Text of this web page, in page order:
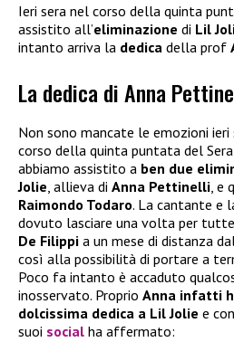
Ieri sera nel corso della quinta
assistito all’eliminazione di Lil
intanto arriva la dedica della prof
La dedica di Anna
Non sono mancate le emozioni ieri
corso della quinta puntata del
abbiamo assistito a ben due
Jolie, allieva di Anna Pettinelli, e
Raimondo Todaro. La cantante e
dovuto lasciare una volta per
De Filippi a un mese di distanza
così alla possibilità di portare a
Poco fa intanto è accaduto
inosservato. Proprio Anna infatti
dolcissima dedica a Lil Jolie e
suoi social ha affermato: